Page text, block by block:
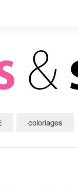
coloriages